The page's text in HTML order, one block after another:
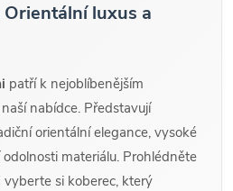
Orientální luxus a
patří k nejoblíbenějším
nabídce. Představují
orientální elegance, vysoké
materiálu. Prohlédněte
vyberte si koberec, který